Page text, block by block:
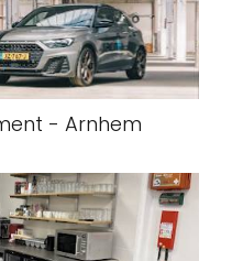
- Arnhem